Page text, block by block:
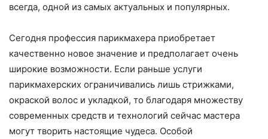
всегда, одной из самых актуальных и популярных.
Сегодня профессия парикмахера приобретает
качественно новое значение и предполагает очень
широкие возможности. Если раньше услуги
парикмахерских ограничивались лишь стрижками,
окраской волос и укладкой, то благодаря множеству
современных средств и технологий сейчас мастера
могут творить настоящие чудеса. Особой